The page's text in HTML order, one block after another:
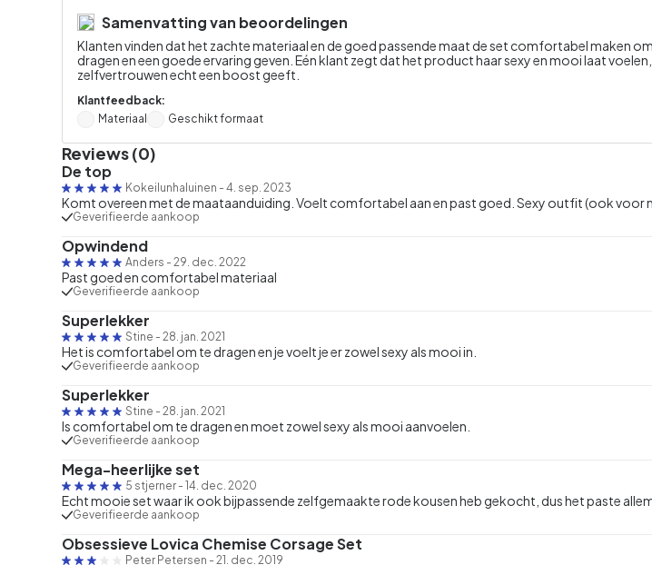
Samenvatting van beoordelingen
Klanten vinden dat het zachte materiaal en de goed passende maat de set comfortabel maken
dragen en een goede ervaring geven. Eén klant zegt dat het product haar sexy en mooi laat
zelfvertrouwen echt een boost geeft.
Klantfeedback:
Materiaal
Geschikt formaat
Reviews (0)
De top
Kokeilunhaluinen - 4. sep. 2023
Komt overeen met de maataanduiding. Voelt comfortabel aan en past goed. Sexy outfit (ook voor
Geverifieerde aankoop
Opwindend
Anders - 29. dec. 2022
Past goed en comfortabel materiaal
Geverifieerde aankoop
Superlekker
Stine - 28. jan. 2021
Het is comfortabel om te dragen en je voelt je er zowel sexy als mooi in.
Geverifieerde aankoop
Superlekker
Stine - 28. jan. 2021
Is comfortabel om te dragen en moet zowel sexy als mooi aanvoelen.
Geverifieerde aankoop
Mega-heerlijke set
5 stjerner - 14. dec. 2020
Echt mooie set waar ik ook bijpassende zelfgemaakte rode kousen heb gekocht, dus het paste
Geverifieerde aankoop
Obsessieve Lovica Chemise Corsage Set
Peter Petersen - 21. dec. 2019